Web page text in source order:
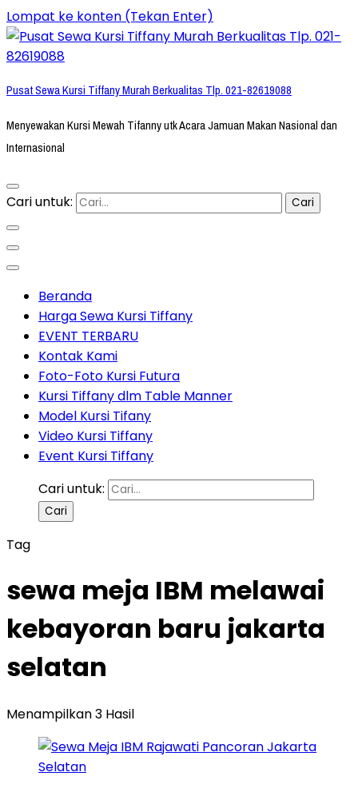
Lompat ke konten (Tekan Enter)
Pusat Sewa Kursi Tiffany Murah Berkualitas Tlp. 021-82619088
Menyewakan Kursi Mewah Tifanny utk Acara Jamuan Makan Nasional dan
Internasional
Cari untuk:
Beranda
Harga Sewa Kursi Tiffany
EVENT TERBARU
Kontak Kami
Foto-Foto Kursi Futura
Kursi Tiffany dlm Table Manner
Model Kursi Tifany
Video Kursi Tiffany
Event Kursi Tiffany
Cari untuk:
Tag
sewa meja IBM melawai
kebayoran baru jakarta
selatan
Menampilkan 3 Hasil